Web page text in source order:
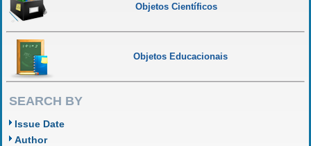
Objetos Científicos
Objetos Educacionais
SEARCH BY
Issue Date
Author